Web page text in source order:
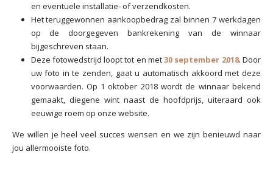
en eventuele installatie- of verzendkosten.
Het teruggewonnen aankoopbedrag zal binnen 7 werkdagen
op de doorgegeven bankrekening van de winnaar
bijgeschreven staan.
Deze fotowedstrijd loopt tot en met30 september 2018. Door
uw foto in te zenden, gaat u automatisch akkoord met deze
voorwaarden. Op 1 oktober 2018 wordt de winnaar bekend
gemaakt, diegene wint naast de hoofdprijs, uiteraard ook
eeuwige roem op onze website.
We willen je heel veel succes wensen en we zijn benieuwd naar
jou allermooiste foto.